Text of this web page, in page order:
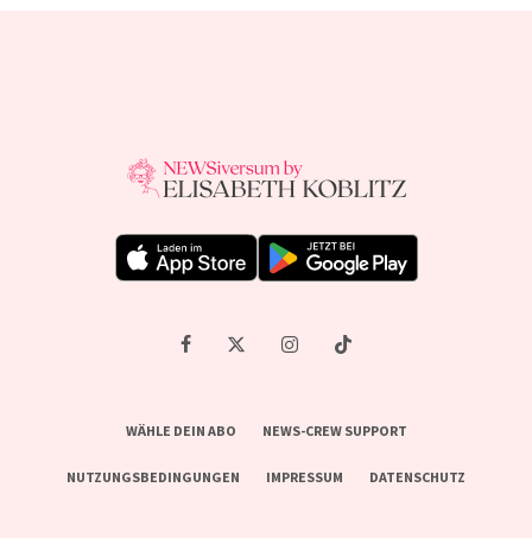
WÄHLE DEIN ABO NEWS-CREW SUPPORT
NUTZUNGSBEDINGUNGEN IMPRESSUM DATENSCHUTZ